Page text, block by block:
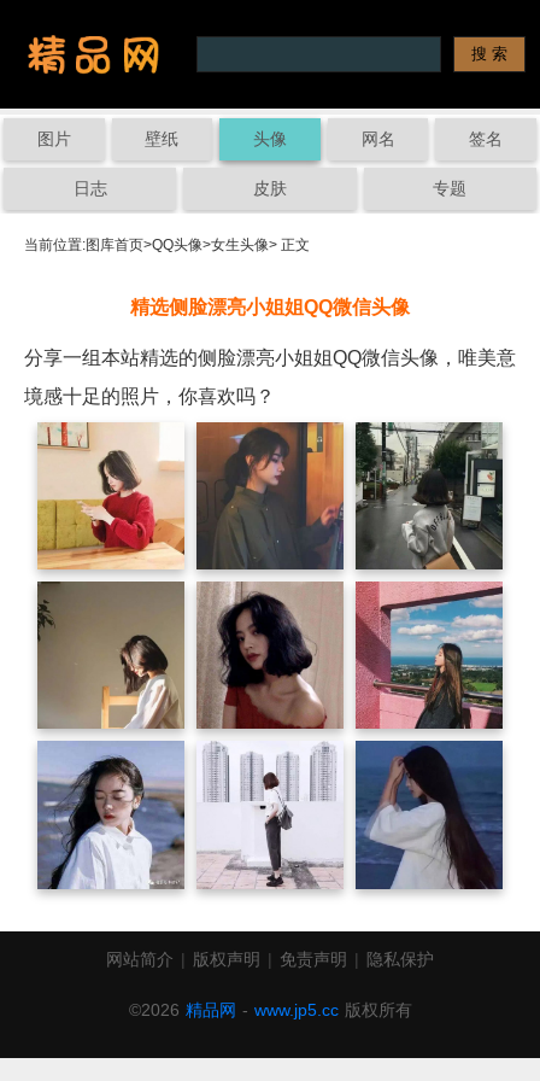
图片 壁纸 头像 网名 签名
日志 皮肤 专题
当前位置:图库首页>QQ头像>女生头像> 正文
精选侧脸漂亮小姐姐QQ微信头像
分享一组本站精选的侧脸漂亮小姐姐QQ微信头像，唯美意
境感十足的照片，你喜欢吗？
网站简介 | 版权声明 | 免责声明 | 隐私保护
©2026 精品网 - www.jp5.cc 版权所有